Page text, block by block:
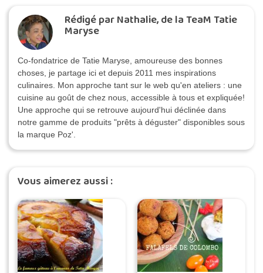
Rédigé par Nathalie, de la TeaM Tatie
Maryse
Co-fondatrice de Tatie Maryse, amoureuse des bonnes
choses, je partage ici et depuis 2011 mes inspirations
culinaires. Mon approche tant sur le web qu'en ateliers : une
cuisine au goût de chez nous, accessible à tous et expliquée!
Une approche qui se retrouve aujourd'hui déclinée dans
notre gamme de produits "prêts à déguster" disponibles sous
la marque Poz'.
Vous aimerez aussi :